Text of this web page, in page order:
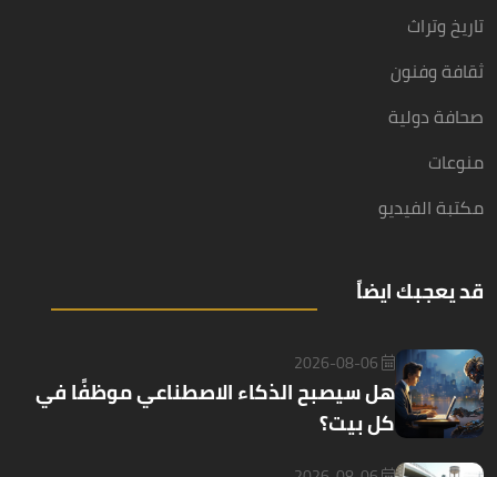
تاريخ وتراث
ثقافة وفنون
صحافة دولية
منوعات
مكتبة الفيديو
قد يعجبك ايضاً
2026-08-06
هل سيصبح الذكاء الاصطناعي موظفًا في
كل بيت؟